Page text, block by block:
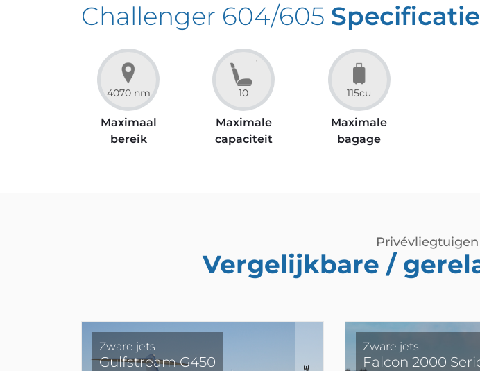
Challenger 604/605
4070 nm
Maximaal
bereik
10
Maximale
capaciteit
115cu
Maximale
bagage
Vergelijkbare /
Zware jets
Gulfstream G450
Zware jets
Falcon 2000